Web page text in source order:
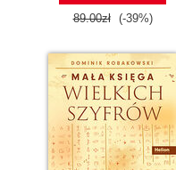
89.00zł (-39%)